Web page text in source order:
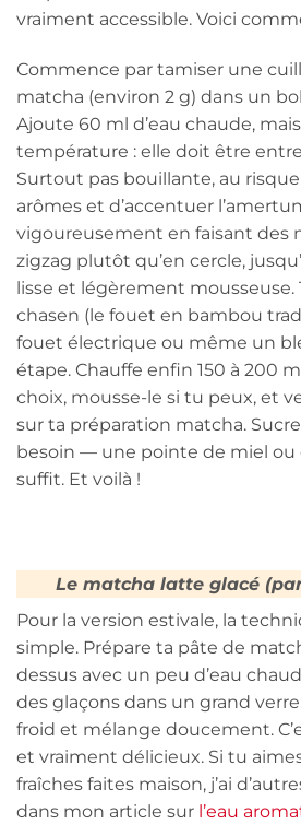
vraiment accessible. Voici
Commence par tamiser une
matcha (environ 2 g) dans un
Ajoute 60 ml d’eau chaude,
température : elle doit être
Surtout pas bouillante, au
arômes et d’accentuer
vigoureusement en faisant des
zigzag plutôt qu’en cercle,
lisse et légèrement
chasen (le fouet en bambou
fouet électrique ou même un
étape. Chauffe enfin 150 à 200
choix, mousse-le si tu peux, et
sur ta préparation matcha.
besoin — une pointe de miel ou
suffit. Et voilà !
Le matcha latte glacé
Pour la version estivale, la
simple. Prépare ta pâte de
dessus avec un peu d’eau
des glaçons dans un grand
froid et mélange doucement.
et vraiment délicieux. Si tu
fraîches faites maison, j’ai
dans mon article sur l’eau